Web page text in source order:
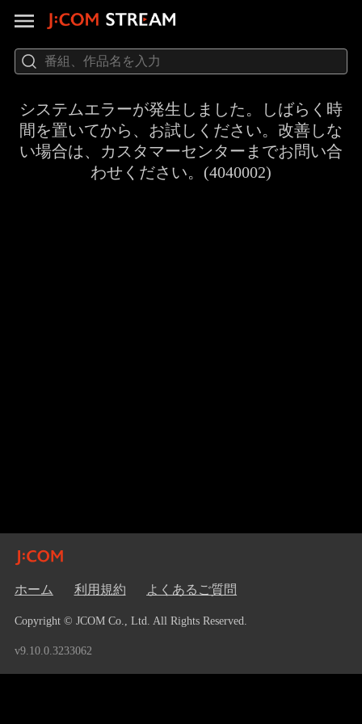
システムエラーが発生しました。しばらく時
間を置いてから、お試しください。改善しな
い場合は、カスタマーセンターまでお問い合
わせください。(4040002)
ホーム 利用規約 よくあるご質問
Copyright © JCOM Co., Ltd. All Rights Reserved.
v9.10.0.3233062